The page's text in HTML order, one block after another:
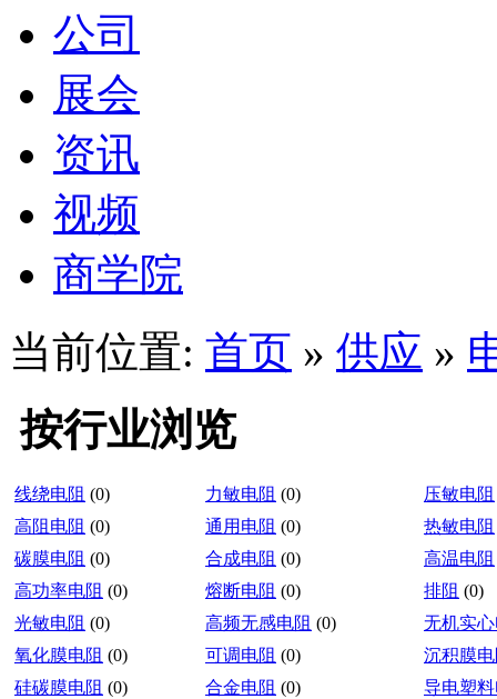
公司
展会
资讯
视频
商学院
当前位置: 首页 » 供应 »
按行业浏览
线绕电阻 (0) 力敏电阻 (0)
压敏电阻
高阻电阻 (0) 通用电阻 (0)
热敏电阻
碳膜电阻 (0) 合成电阻 (0)
高温电阻
高功率电阻 (0) 熔断电阻 (0) 排阻 (0)
光敏电阻 (0) 高频无感电阻 (0)
无机实
氧化膜电阻 (0) 可调电阻 (0)
沉积膜
硅碳膜电阻 (0) 合金电阻 (0)
导电塑